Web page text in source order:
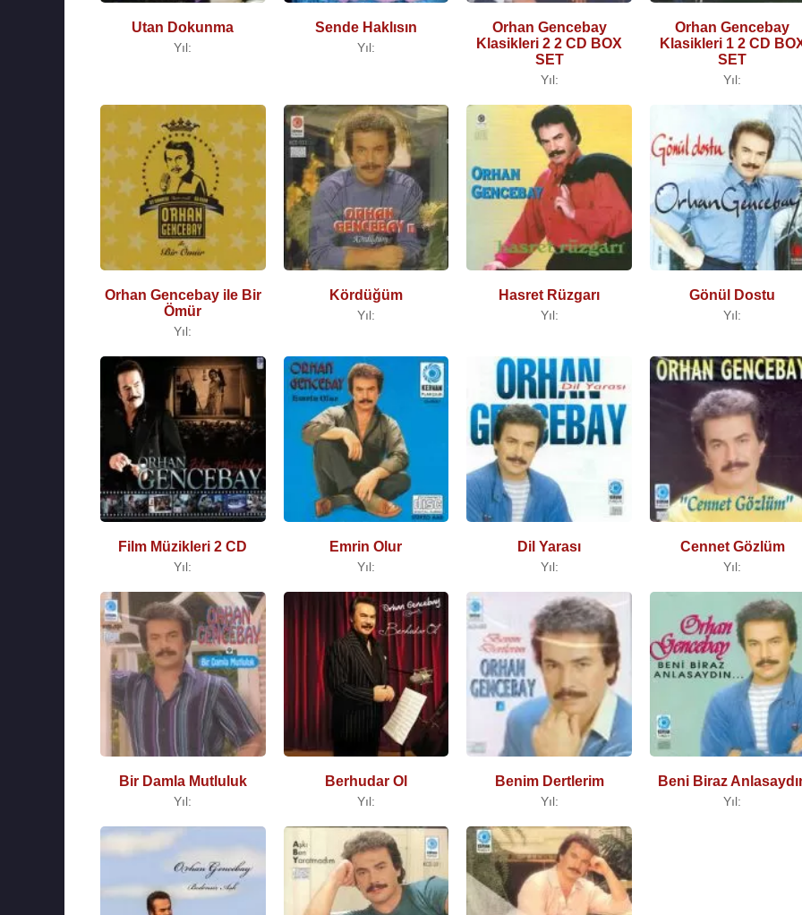
Utan Dokunma
Yıl:
Sende Haklısın
Yıl:
Orhan Gencebay
Klasikleri 2 2 CD BOX
SET
Yıl:
Orhan Gencebay
Klasikleri 1 2 CD
SET
Yıl:
Orhan Gencebay ile Bir
Ömür
Yıl:
Kördüğüm
Yıl:
Hasret Rüzgarı
Yıl:
Gönül Dostu
Yıl:
Film Müzikleri 2 CD
Yıl:
Emrin Olur
Yıl:
Dil Yarası
Yıl:
Cennet Gözlüm
Yıl:
Bir Damla Mutluluk
Yıl:
Berhudar Ol
Yıl:
Benim Dertlerim
Yıl:
Beni Biraz
Yıl: